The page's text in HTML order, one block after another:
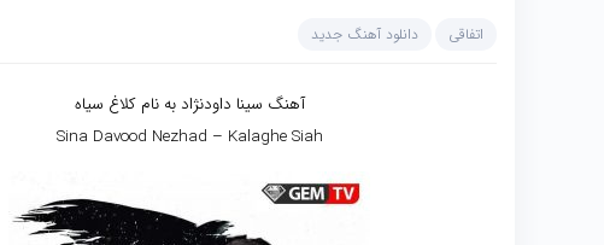
اتفاقی دانلود آهنگ جدید
آهنگ سینا داودنژاد به نام کلاغ سیاه
Sina Davood Nezhad – Kalaghe Siah